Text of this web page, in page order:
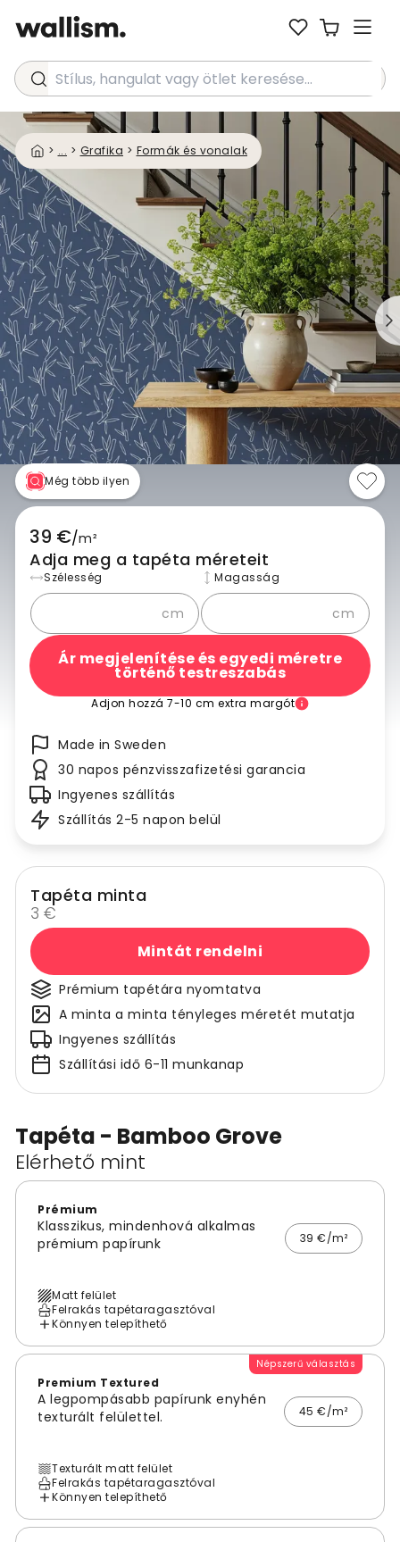
Stílus, hangulat vagy ötlet keresése...
> ... > Grafika > Formák és vonalak
Tapéta - Bamboo Grove
Elérhető mint
Prémium
Klasszikus, mindenhová alkalmas
prémium papírunk
39 €/m²
Matt felület
Felrakás tapétaragasztóval
Könnyen telepíthető
Népszerű választás
Premium Textured
A legpompásabb papírunk enyhén
texturált felülettel.
45 €/m²
Texturált matt felület
Felrakás tapétaragasztóval
Könnyen telepíthető
Még több ilyen
39 €/m²
Adja meg a tapéta méreteit
Szélesség
cm
Magasság
cm
Ár megjelenítése és egyedi méretre
történő testreszabás
Adjon hozzá 7-10 cm extra margót
Made in Sweden
30 napos pénzvisszafizetési garancia
Ingyenes szállítás
Szállítás 2-5 napon belül
Tapéta minta
3 €
Mintát rendelni
Prémium tapétára nyomtatva
A minta a minta tényleges méretét mutatja
Ingyenes szállítás
Szállítási idő 6-11 munkanap